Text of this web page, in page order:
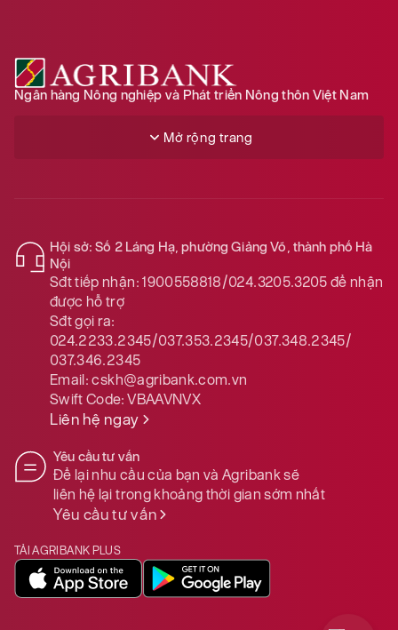
Ngân hàng Nông nghiệp và Phát triển Nông thôn Việt Nam
Mở rộng trang
Hội sở: Số 2 Láng Hạ, phường Giảng Võ, thành phố Hà
Nội
Sđt tiếp nhận: 1900558818/024.3205.3205để nhận
được hỗ trợ
Sđt gọi ra:
024.2233.2345/037.353.2345/037.348.2345/
037.346.2345
Email:cskh@agribank.com.vn
Swift Code:VBAAVNVX
Liên hệ ngay
Yêu cầu tư vấn
Để lại nhu cầu của bạn và Agribank sẽ
liên hệ lại trong khoảng thời gian sớm nhất
Yêu cầu tư vấn
TẢI AGRIBANK PLUS